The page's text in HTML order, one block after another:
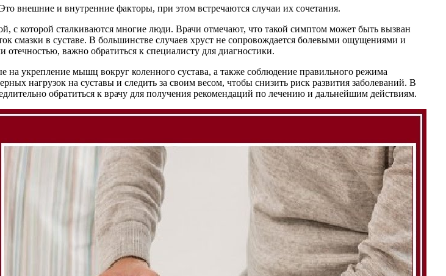
внешние и внутренние факторы, при этом встречаются случаи их сочетания.
с которой сталкиваются многие люди. Врачи отмечают, что такой симптом может быть вызван
смазки в суставе. В большинстве случаев хруст не сопровождается болевыми ощущениями и
отечностью, важно обратиться к специалисту для диагностики.
укрепление мышц вокруг коленного сустава, а также соблюдение правильного режима
нагрузок на суставы и следить за своим весом, чтобы снизить риск развития заболеваний. В
обратиться к врачу для получения рекомендаций по лечению и дальнейшим действиям.